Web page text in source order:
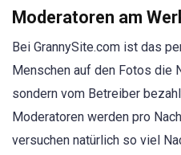
Moderatoren am
Bei GrannySite.com ist das
Menschen auf den Fotos die
sondern vom Betreiber
Moderatoren werden pro
versuchen natürlich so viel